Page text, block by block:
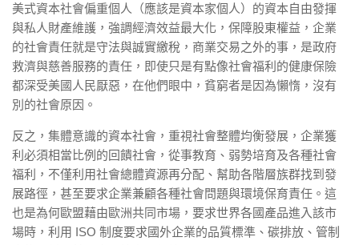
美式資本社會偏重個人（應該是資本家個人）的資本自由發揮
與私人財產維護，強調經濟效益最大化，保障股東權益，企業
的社會責任就是守法與誠實繳稅，商業交易之外的事，是政府
救濟與慈善服務的責任，即使只是有點像社會福利的健康保險
都深受美國人民厭惡，在他們眼中，貧窮者是因為懶惰，沒有
別的社會原因。
反之，集體意識的資本社會，重視社會整體均衡發展，企業獲
利必須相當比例的回饋社會，從事教育、弱勢培育及各種社會
福利，不僅利用社會總體資源再分配、幫助各階層族群找到發
展路徑，甚至要求企業兼顧各種社會問題與環境保育責任。這
也是為何歐盟藉由歐洲共同市場，要求世界各國產品進入該市
場時，利用 ISO 制度要求國外企業的品質標準、碳排放、管制